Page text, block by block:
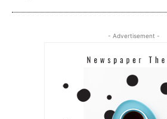
- Advertisement -